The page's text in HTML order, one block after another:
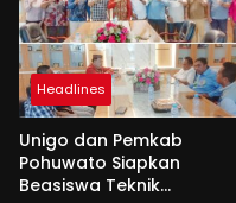
Headlines
Unigo dan Pemkab
Pohuwato Siapkan
Beasiswa Teknik